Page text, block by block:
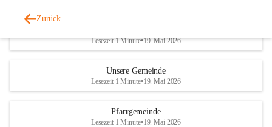
Zurück
Lesezeit 1 Minute•19. Mai 2026
Unsere Gemeinde
Lesezeit 1 Minute•19. Mai 2026
Pfarrgemeinde
Lesezeit 1 Minute•19. Mai 2026